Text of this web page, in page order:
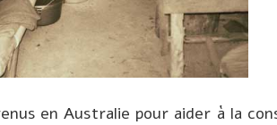
en Australie pour aider à la